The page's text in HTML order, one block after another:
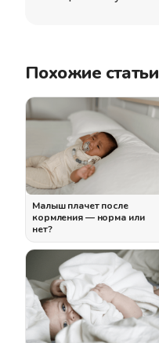
Похожие статьи
Малыш плачет после
кормления — норма или
нет?